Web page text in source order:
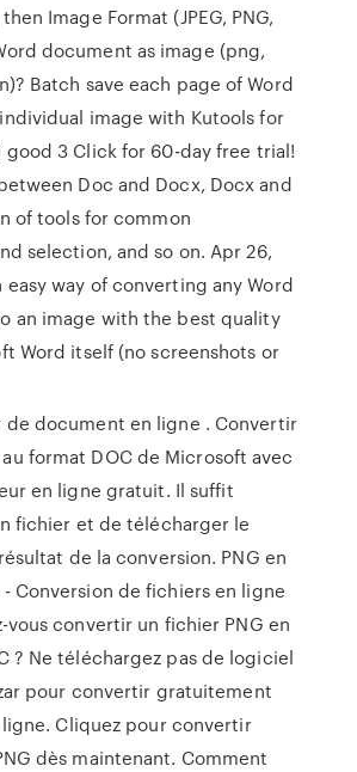
Image Format (JPEG, PNG,
document as image (png,
Batch save each page of Word
image with Kutools for
good 3 Click for 60-day free trial!
Doc and Docx, Docx and
of tools for common
selection, and so on. Apr 26,
easy way of converting any Word
an image with the best quality
Word itself (no screenshots or
de document en ligne . Convertir
format DOC de Microsoft avec
en ligne gratuit. Il suffit
fichier et de télécharger le
de la conversion. PNG en
- Conversion de fichiers en ligne
vous convertir un fichier PNG en
? Ne téléchargez pas de logiciel
pour convertir gratuitement
Cliquez pour convertir
dès maintenant. Comment